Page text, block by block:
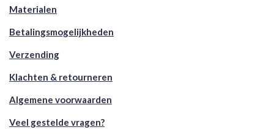
Materialen
Betalingsmogelijkheden
Verzending
Klachten & retourneren
Algemene voorwaarden
Veel gestelde vragen?